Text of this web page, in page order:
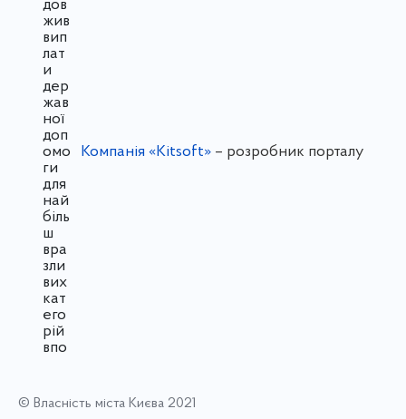
Компанія «Kitsoft»– розробник порталу
© Власність міста Києва 2021